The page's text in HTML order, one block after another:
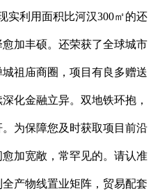
实利用面积比河汉300㎡的还
加丰硕。还荣获了全球城市
祖庙商圈，项目有良多赠送
化金融立异。双地铁环抱，
为保障您及时获取项目前沿
加宽敞，常罕见的。请认准
产物线置业矩阵，贸易配套